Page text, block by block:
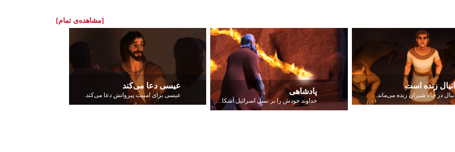
[مشاهده‌ی تمام]
عیسی دعا می‌کند
عیسی برای امنیت پیروانش دعا می‌کند. پادشاهی
خداوند خودش را بر نسل اسرائیل آشکار می‌کند.
زنده است
در چاه شیران زنده می‌ماند.